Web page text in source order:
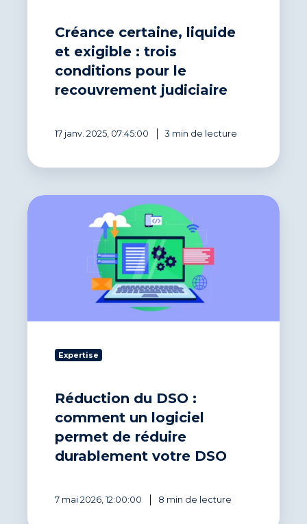
Créance certaine, liquide
et exigible : trois
conditions pour le
recouvrement judiciaire
17 janv. 2025, 07:45:00 3 min de lecture
Réduction
durablement
Expertise
Réduction du DSO :
comment un logiciel
permet de réduire
durablement votre DSO
7 mai 2026, 12:00:00 8 min de lecture